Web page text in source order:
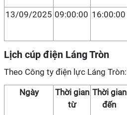
13/09/2025 09:00:00 16:00:00
Lịch cúp điện Láng Tròn
Theo Công ty điện lực Láng Tròn:
Ngày
Thời gian
từ
Thời gian
đến